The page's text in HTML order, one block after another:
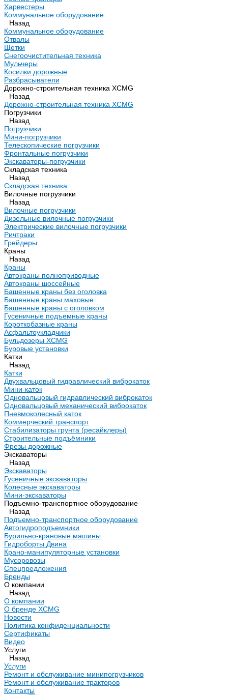
Харвестеры
Коммунальное оборудование
Назад
Коммунальное оборудование
Отвалы
Щетки
Снегоочистительная техника
Мульчеры
Косилки дорожные
Разбрасыватели
Дорожно-строительная техника XCMG
Назад
Дорожно-строительная техника XCMG
Погрузчики
Назад
Погрузчики
Мини-погрузчики
Телескопические погрузчики
Фронтальные погрузчики
Экскаваторы-погрузчики
Складская техника
Назад
Складская техника
Вилочные погрузчики
Назад
Вилочные погрузчики
Дизельные вилочные погрузчики
Электрические вилочные погрузчики
Ричтраки
Грейдеры
Краны
Назад
Краны
Автокраны полноприводные
Автокраны шоссейные
Башенные краны без оголовка
Башенные краны маховые
Башенные краны с оголовком
Гусеничные подъемные краны
Короткобазные краны
Асфальтоукладчики
Бульдозеры XCMG
Буровые установки
Катки
Назад
Катки
Двухвальцовый гидравлический виброкаток
Мини-каток
Одновальцовый гидравлический виброкаток
Одновальцовый механический виброкаток
Пневмоколесный каток
Коммерческий транспорт
Стабилизаторы грунта (ресайклеры)
Строительные подъёмники
Фрезы дорожные
Экскаваторы
Назад
Экскаваторы
Гусеничные экскаваторы
Колесные экскаваторы
Мини-экскаваторы
Подъемно-транспортное оборудование
Назад
Подъемно-транспортное оборудование
Автогидроподъемники
Бурильно-крановые машины
Гидроборты Двина
Крано-манипуляторные установки
Мусоровозы
Спецпредложения
Бренды
О компании
Назад
О компании
О бренде XCMG
Новости
Политика конфиденциальности
Сертификаты
Видео
Услуги
Назад
Услуги
Ремонт и обслуживание минипогрузчиков
Ремонт и обслуживание тракторов
Контакты